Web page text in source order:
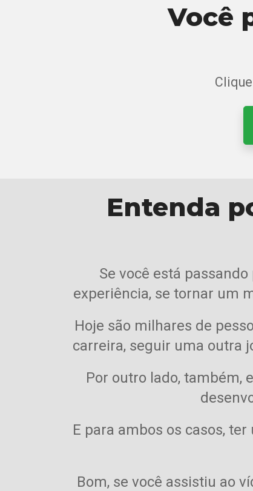
Você
Entenda
Se você está
experiência, se tornar um
Hoje são milhares de
carreira, seguir uma outra
Por outro lado, também,
E para ambos os casos,
Bom, se você assistiu ao